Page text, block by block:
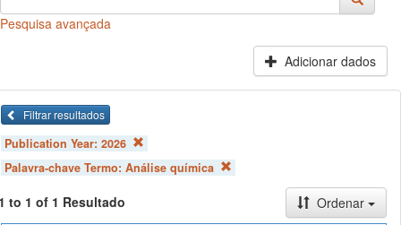
Pesquisa avançada
Adicionar dados
Filtrar resultados
Publication Year: 2026
Palavra-chave Termo: Análise química
to 1 of 1 Resultado
Ordenar